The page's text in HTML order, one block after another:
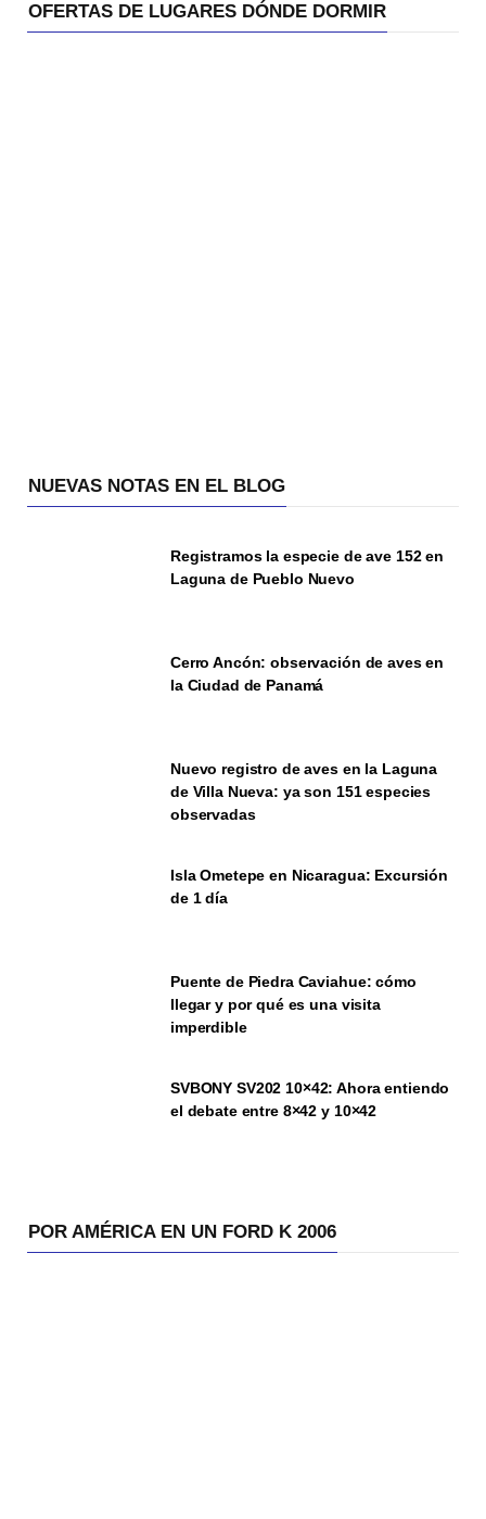
OFERTAS DE LUGARES DÓNDE DORMIR
NUEVAS NOTAS EN EL BLOG
Registramos la especie de ave 152 en
Laguna de Pueblo Nuevo
Cerro Ancón: observación de aves en
la Ciudad de Panamá
Nuevo registro de aves en la Laguna
de Villa Nueva: ya son 151 especies
observadas
Isla Ometepe en Nicaragua: Excursión
de 1 día
Puente de Piedra Caviahue: cómo
llegar y por qué es una visita
imperdible
SVBONY SV202 10×42: Ahora entiendo
el debate entre 8×42 y 10×42
POR AMÉRICA EN UN FORD K 2006